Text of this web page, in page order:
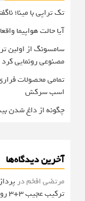
تک تراپی با مینا؛
آیا حالت هواپیما
مصنوعی رونمایی کرد
اسب سرکش
چگونه از داغ شدن
آخرین دیدگاه‌ها
مرتضی افخمدر
ترکیب عجیب 3+3 رویت شد